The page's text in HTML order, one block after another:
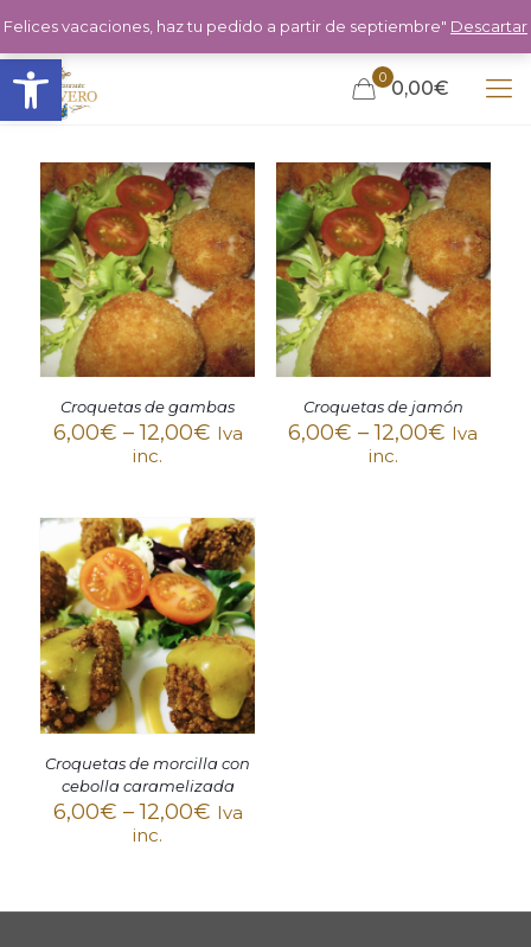
Abrir barra de herramientas 0 0,00€
Croquetas de gambas
6,00€ –12,00€ Iva
inc.
Croquetas de jamón
6,00€ –12,00€ Iva
inc.
Croquetas de morcilla con
cebolla caramelizada
6,00€ –12,00€ Iva
inc.
Felices vacaciones, haz tu pedido a partir de septiembre" Descartar